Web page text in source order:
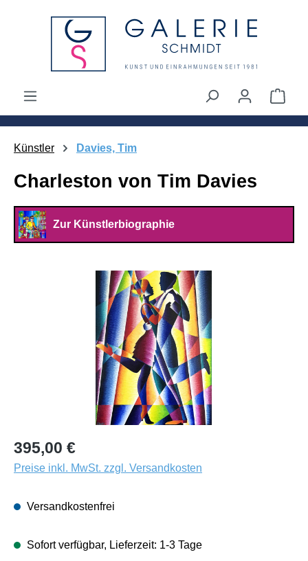
springen
Künstler Davies, Tim
Charleston von Tim Davies
Zur Künstlerbiographie
Bildergalerie überspringen
395,00 €
Preise inkl. MwSt. zzgl. Versandkosten
Versandkostenfrei
Sofort verfügbar, Lieferzeit: 1-3 Tage